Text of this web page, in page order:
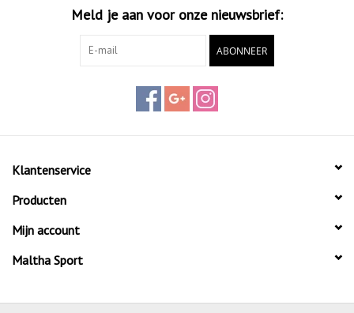
Meld je aan voor onze nieuwsbrief:
ABONNEER
Klantenservice
Producten
Mijn account
Maltha Sport